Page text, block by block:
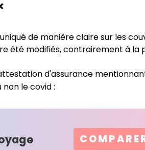
de manière claire sur les
été modifiés, contrairement à la
d'assurance
le covid :